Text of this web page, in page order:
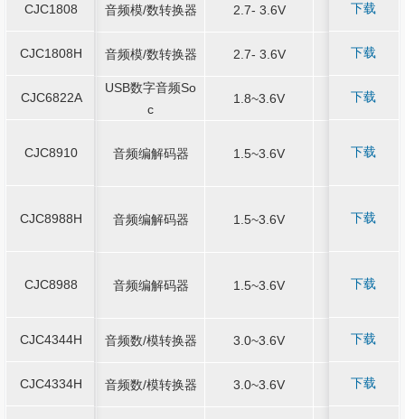
CJC1808 音频模/数转换器 2.7- 3.6V TSSOP14
CJC1808H 音频模/数转换器 2.7- 3.6V TSSOP14
CJC6822A
USB数字音频So
c
1.8~3.6V QFN6*6-48
CJC8910 音频编解码器 1.5~3.6V QFN3*3-20
CJC8988H 音频编解码器 1.5~3.6V QFN4*4-28
CJC8988 音频编解码器 1.5~3.6V QFN4*4-28
CJC4344H 音频数/模转换器 3.0~3.6V MSOP10
CJC4334H 音频数/模转换器 3.0~3.6V SOP8
CJC1808 音频模/数转换器 2.7- 3.6V TSSOP14
CJC1808H 音频模/数转换器 2.7- 3.6V TSSOP14
CJC6822A
USB数字音频So
c
1.8~3.6V QFN6*6-48
CJC8910 音频编解码器 1.5~3.6V QFN3*3-20
CJC8988H 音频编解码器 1.5~3.6V QFN4*4-28
CJC8988 音频编解码器 1.5~3.6V QFN4*4-28
CJC4344H 音频数/模转换器 3.0~3.6V MSOP10
CJC4334H 音频数/模转换器 3.0~3.6V SOP8
- - - 下载
- - - 下载
- - - 下载
- - - 下载
- - - 下载
- - - 下载
- - - 下载
- - - 下载